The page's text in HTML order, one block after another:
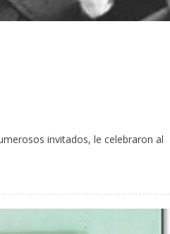
invitados, le celebraron al